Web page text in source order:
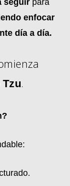
seguirpara
enfocar
día a día.
Tzu.